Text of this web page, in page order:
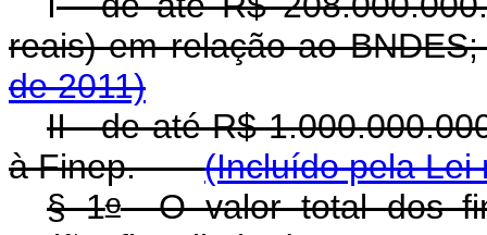
reais) em relação ao
de 2011)
II - de até R$
à Finep.(Incluído pela Lei
§ 1oO valor total dos